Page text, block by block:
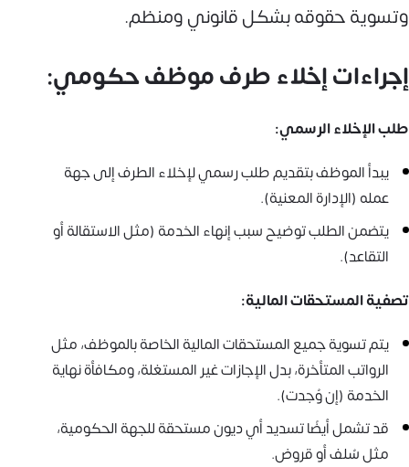
وتسوية حقوقه بشكل قانوني ومنظم.
إجراءات إخلاء طرف موظف حكومي:
طلب الإخلاء الرسمي:
يبدأ الموظف بتقديم طلب رسمي لإخلاء الطرف إلى جهة
عمله (الإدارة المعنية).
يتضمن الطلب توضيح سبب إنهاء الخدمة (مثل الاستقالة أو
التقاعد).
تصفية المستحقات المالية:
يتم تسوية جميع المستحقات المالية الخاصة بالموظف، مثل
الرواتب المتأخرة، بدل الإجازات غير المستغلة، ومكافأة نهاية
الخدمة (إن وُجدت).
قد تشمل أيضًا تسديد أي ديون مستحقة للجهة الحكومية،
مثل سُلف أو قروض.